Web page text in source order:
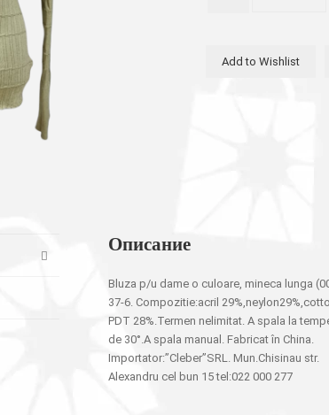
длинный
Add to Wishlist
Описание
Bluza p/u dame o culoare, mineca lunga
37-6. Compozitie:acril
PDT 28%.Termen nelimitat. A spala la
de 30°.A spala manual. Fabricat în China.
Importator:”Cleber”SRL. Mun.Chisinau str.
Alexandru cel bun 15 tel:022 000 277